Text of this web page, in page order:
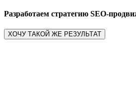
Разработаем стратегию SEO-
ХОЧУ ТАКОЙ ЖЕ РЕЗУЛЬТАТ